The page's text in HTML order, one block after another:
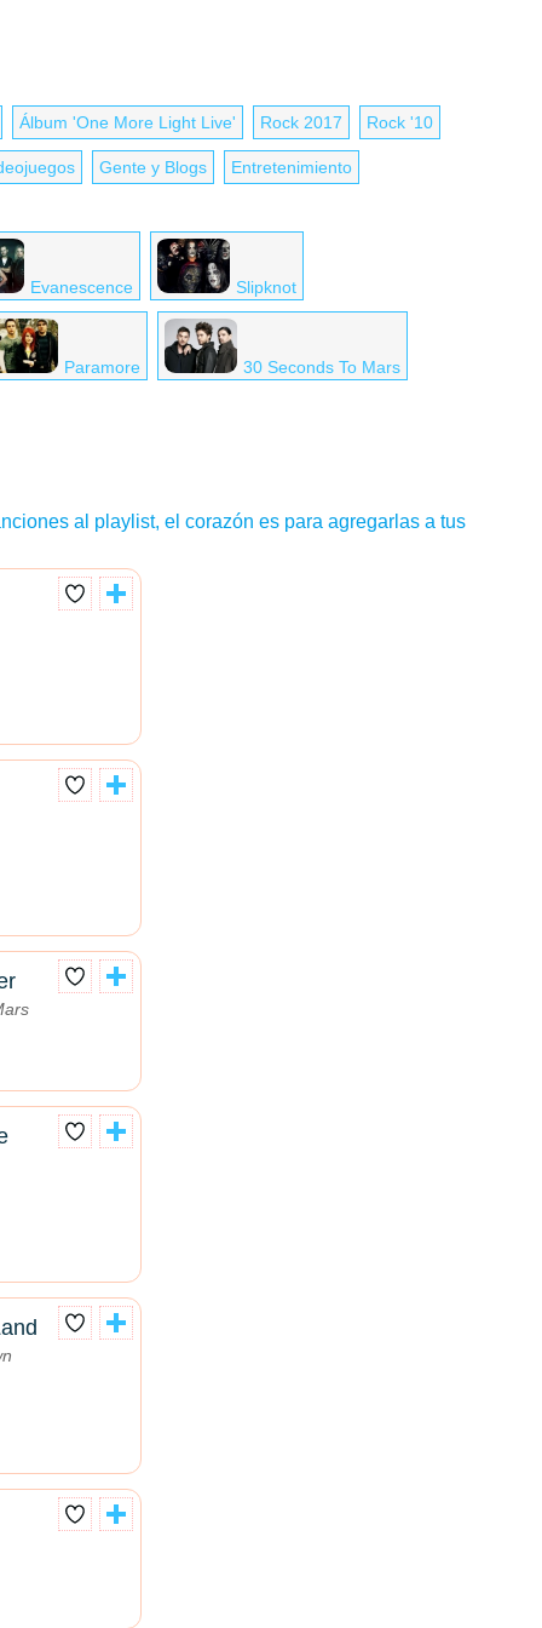
Álbum 'One More Light Live' Rock 2017 Rock '10
Gente y Blogs Entretenimiento
Evanescence Slipknot
Paramore 30 Seconds To Mars
al playlist, el corazón es para agregarlas a tus